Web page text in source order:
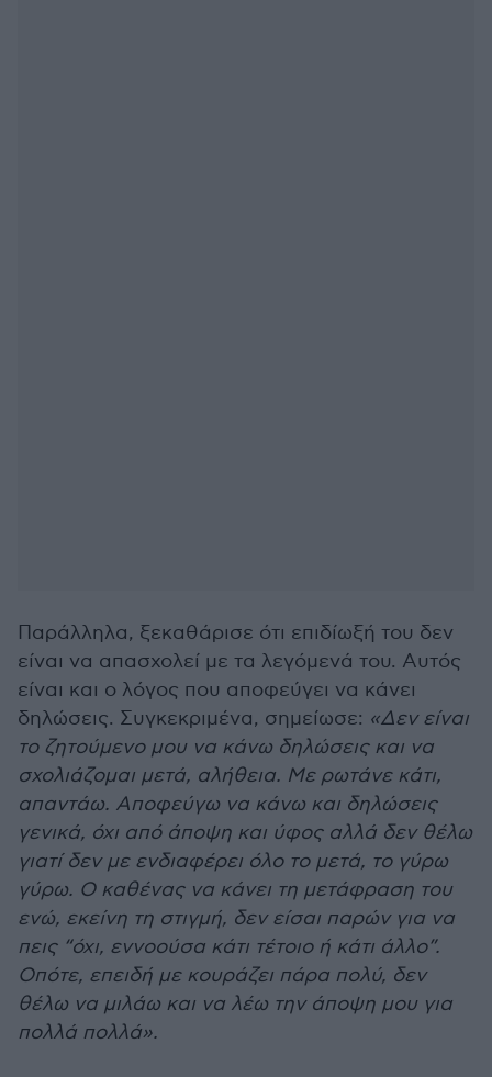
Παράλληλα, ξεκαθάρισε ότι επιδίωξή του δεν
είναι να απασχολεί με τα λεγόμενά του. Αυτός
είναι και ο λόγος που αποφεύγει να κάνει
δηλώσεις. Συγκεκριμένα, σημείωσε: «Δεν είναι
το ζητούμενο μου να κάνω δηλώσεις και να
σχολιάζομαι μετά, αλήθεια. Με ρωτάνε κάτι,
απαντάω. Αποφεύγω να κάνω και δηλώσεις
γενικά, όχι από άποψη και ύφος αλλά δεν θέλω
γιατί δεν με ενδιαφέρει όλο το μετά, το γύρω
γύρω. Ο καθένας να κάνει τη μετάφραση του
ενώ, εκείνη τη στιγμή, δεν είσαι παρών για να
πεις “όχι, εννοούσα κάτι τέτοιο ή κάτι άλλο”.
Οπότε, επειδή με κουράζει πάρα πολύ, δεν
θέλω να μιλάω και να λέω την άποψη μου για
πολλά πολλά».